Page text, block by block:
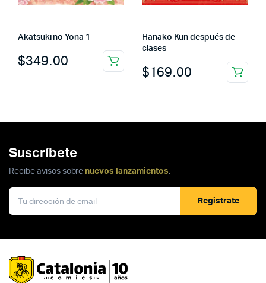
Akatsuki no Yona 1
$349.00
Hanako Kun después de
clases
$169.00
Suscríbete
Recibe avisos sobre nuevos lanzamientos.
Registrate